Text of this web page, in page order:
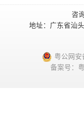
咨
地址：广东省汕
粤公网安
备案号：粤